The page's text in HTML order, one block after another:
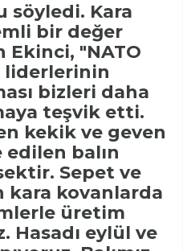
söyledi. Kara
bir değer
"NATO
liderlerinin
bizleri daha
teşvik etti.
kekik ve geven
balın
Sepet ve
kara kovanlarda
üretim
Hasadı eylül ve